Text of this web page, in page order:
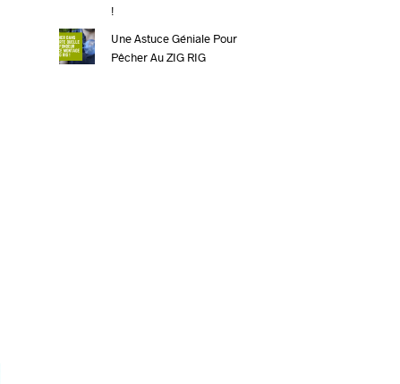
!
Une Astuce Géniale Pour
Pêcher Au ZIG RIG